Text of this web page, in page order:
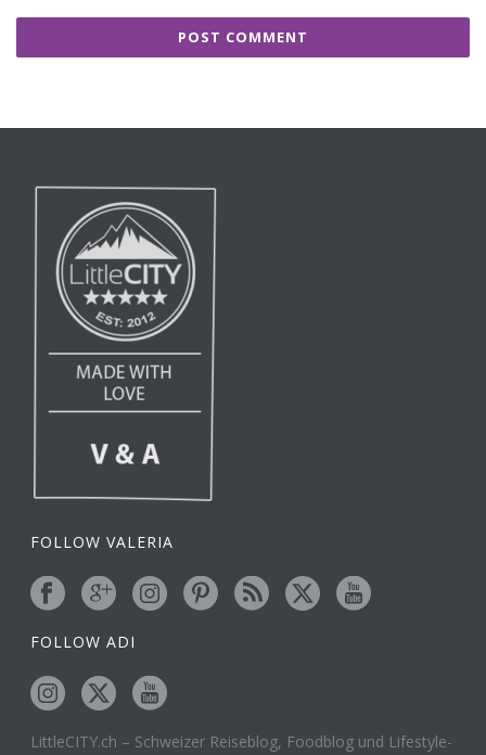
FOLLOW VALERIA
FOLLOW ADI
LittleCITY.ch – Schweizer Reiseblog, Foodblog und Lifestyle-